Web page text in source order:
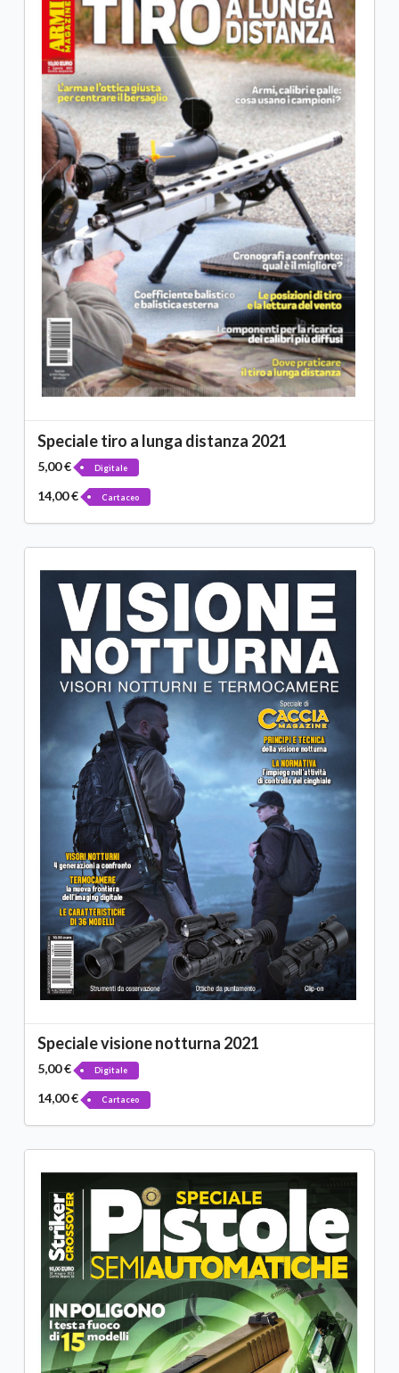
Speciale tiro a lunga distanza 2021
5,00 € Digitale
14,00 € Cartaceo
Speciale visione notturna 2021
5,00 € Digitale
14,00 € Cartaceo